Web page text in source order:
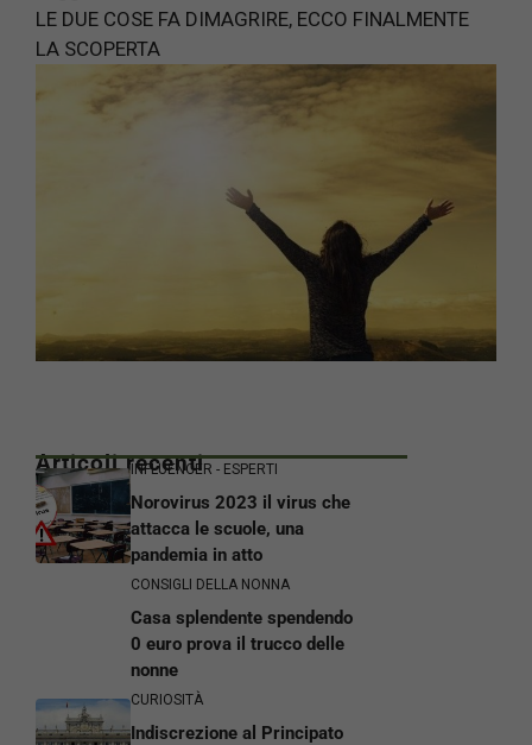
LE DUE COSE FA DIMAGRIRE, ECCO FINALMENTE
LA SCOPERTA
Articoli recentiINFLUENCER - ESPERTI
Norovirus 2023 il virus che
attacca le scuole, una
pandemia in atto
CONSIGLI DELLA NONNA
Casa splendente spendendo
0 euro prova il trucco delle
nonne
CURIOSITÀ
Indiscrezione al Principato